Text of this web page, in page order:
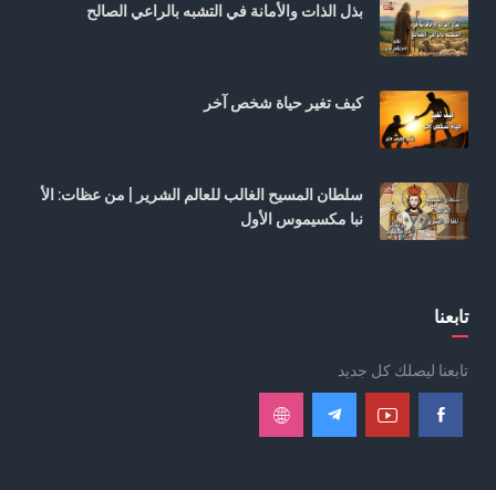
بذل الذات والأمانة في التشبه بالراعي الصالح
كيف تغير حياة شخص آخر
سلطان المسيح الغالب للعالم الشرير | من عظات: الأ
نبا مكسيموس الأول
تابعنا
تابعنا ليصلك كل جديد